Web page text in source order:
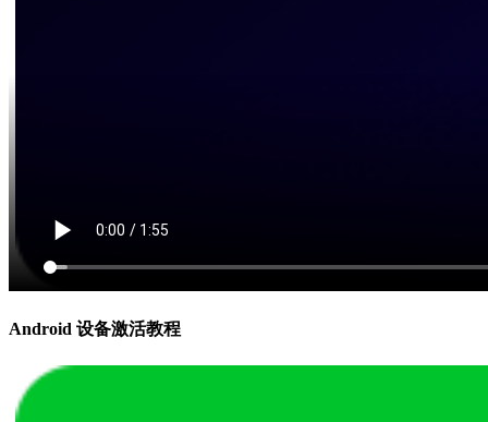
Android 设备激活教程